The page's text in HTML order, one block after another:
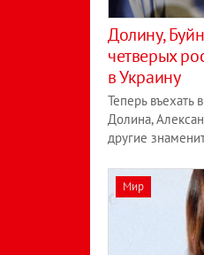
Долину,
четверых
в Украину
Теперь въехать
Долина,
другие
Мир